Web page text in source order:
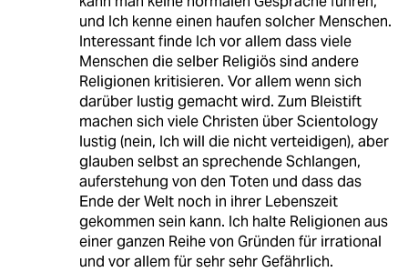
und Ich kenne einen haufen solcher Menschen.
Interessant finde Ich vor allem dass viele
Menschen die selber Religiös sind andere
Religionen kritisieren. Vor allem wenn sich
darüber lustig gemacht wird. Zum Bleistift
machen sich viele Christen über Scientology
lustig (nein, Ich will die nicht verteidigen), aber
glauben selbst an sprechende Schlangen,
auferstehung von den Toten und dass das
Ende der Welt noch in ihrer Lebenszeit
gekommen sein kann. Ich halte Religionen aus
einer ganzen Reihe von Gründen für irrational
und vor allem für sehr sehr Gefährlich.